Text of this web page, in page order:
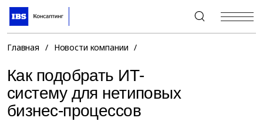
+7 (495) 967-80-80
Главная / Новости компании /
Как подобрать ИТ-
систему для нетиповых
бизнес-процессов